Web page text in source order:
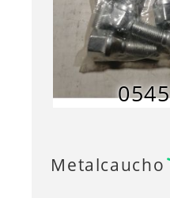
Metalcaucho